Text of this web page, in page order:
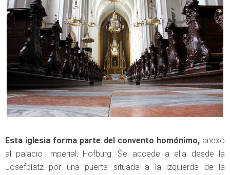
Esta iglesia forma parte del convento homónimo,anexo
al palacio Imperial, Hofburg. Se accede a ella desde la
Josefplatz por una puerta situada a la izquierda de la